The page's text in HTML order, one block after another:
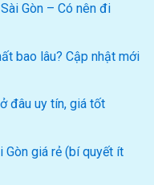
Gòn – Có nên đi
bao lâu? Cập nhật mới
đâu uy tín, giá tốt
Gòn giá rẻ (bí quyết ít